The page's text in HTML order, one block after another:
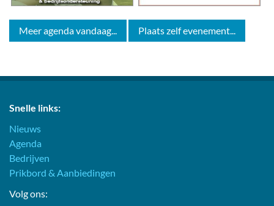
Meer agenda vandaag... Plaats zelf evenement...
Snelle links:
Nieuws
Agenda
Bedrijven
Prikbord & Aanbiedingen
Volg ons: